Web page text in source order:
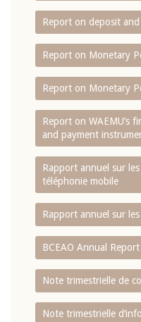
Report on deposit
Report on Monetary
Report on Monetary
Report on WAEMU’s
and payment
Rapport annuel sur
téléphonie mobile
Rapport annuel sur
BCEAO Annual Report
Note trimestrielle de
Note trimestrielle